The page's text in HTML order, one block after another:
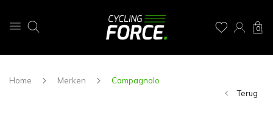
0
Home Merken
Campagnolo
Terug